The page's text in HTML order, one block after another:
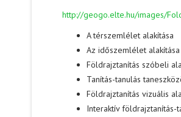
http://geogo.elte.hu/images/
A térszemlélet alakítása
Az időszemlélet alakítása
Földrajztanítás szóbeli
Tanítás-tanulás
Földrajztanítás vizuális
Interaktív földrajztanítás-